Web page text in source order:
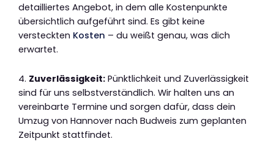
detailliertes Angebot, in dem alle Kostenpunkte
übersichtlich aufgeführt sind. Es gibt keine
versteckten Kosten – du weißt genau, was dich
erwartet.
4. Zuverlässigkeit: Pünktlichkeit und Zuverlässigkeit
sind für uns selbstverständlich. Wir halten uns an
vereinbarte Termine und sorgen dafür, dass dein
Umzug von Hannover nach Budweis zum geplanten
Zeitpunkt stattfindet.